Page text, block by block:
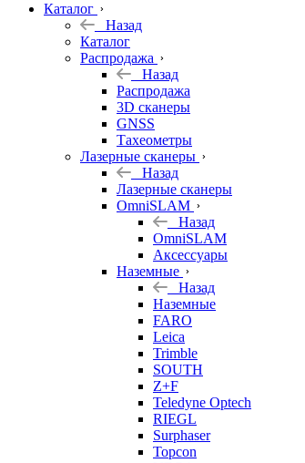
Каталог
Назад
Каталог
Распродажа
Назад
Распродажа
3D сканеры
GNSS
Тахеометры
Лазерные сканеры
Назад
Лазерные сканеры
OmniSLAM
Назад
OmniSLAM
Аксессуары
Наземные
Назад
Наземные
FARO
Leica
Trimble
SOUTH
Z+F
Teledyne Optech
RIEGL
Surphaser
Topcon